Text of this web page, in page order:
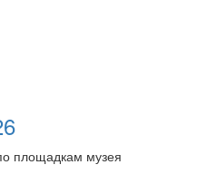
площадкам музея